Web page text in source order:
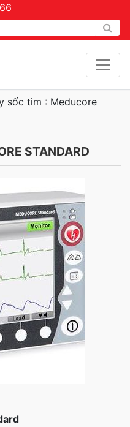
sốc tim : Meducore
STANDARD